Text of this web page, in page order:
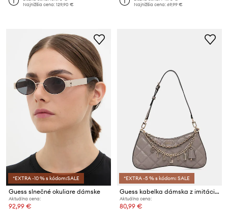
Najnižšia cena:129,90 €
Najnižšia cena:69,99 €
*EXTRA -10 % s kódom:SALE
Guess slnečné okuliare dámske
Aktuálna cena:
92,99 €
*EXTRA -5 % s kódom: SALE
Guess kabelka dámska z imitácie kože LIBBY
Aktuálna cena:
80,99 €